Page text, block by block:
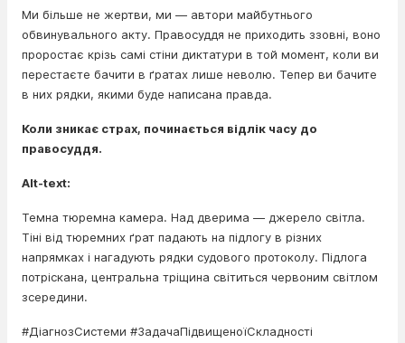
Ми більше не жертви, ми — автори майбутнього
обвинувального акту. Правосуддя не приходить ззовні, воно
проростає крізь самі стіни диктатури в той момент, коли ви
перестаєте бачити в ґратах лише неволю. Тепер ви бачите
в них рядки, якими буде написана правда.
Коли зникає страх, починається відлік часу до
правосуддя.
Alt-text:
Темна тюремна камера. Над дверима — джерело світла.
Тіні від тюремних ґрат падають на підлогу в різних
напрямках і нагадують рядки судового протоколу. Підлога
потріскана, центральна тріщина світиться червоним світлом
зсередини.
#ДіагнозСистеми #ЗадачаПідвищеноїСкладності